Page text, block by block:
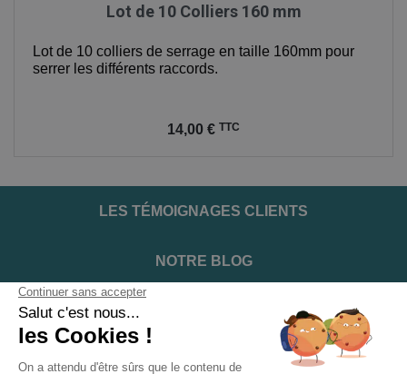
Lot de 10 Colliers 160 mm
Lot de 10 colliers de serrage en taille 160mm pour
serrer les différents raccords.
14,00 € TTC
LES TÉMOIGNAGES CLIENTS
NOTRE BLOG
DEVENIR INSTALLATEUR
NOTRE SERVICE APRÈS VENTE